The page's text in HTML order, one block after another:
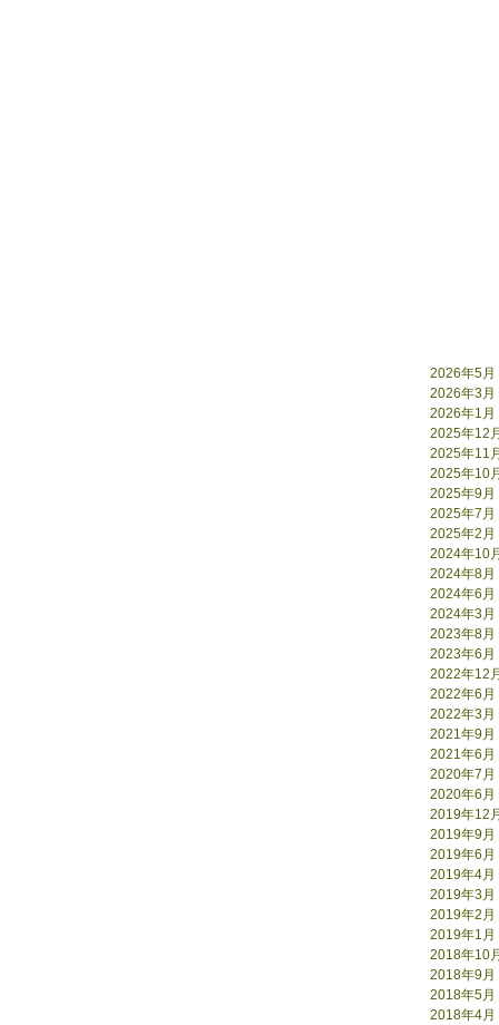
2026年5月
2026年3月
2026年1月
2025年12
2025年11
2025年10
2025年9月
2025年7月
2025年2月
2024年10
2024年8月
2024年6月
2024年3月
2023年8月
2023年6月
2022年12
2022年6月
2022年3月
2021年9月
2021年6月
2020年7月
2020年6月
2019年12
2019年9月
2019年6月
2019年4月
2019年3月
2019年2月
2019年1月
2018年10
2018年9月
2018年5月
2018年4月